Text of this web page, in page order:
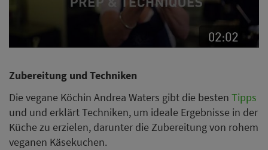
Zubereitung und Techniken
Die vegane Köchin Andrea Waters gibt die besten Tipps
und und erklärt Techniken, um ideale Ergebnisse in der
Küche zu erzielen, darunter die Zubereitung von rohem
veganen Käsekuchen.